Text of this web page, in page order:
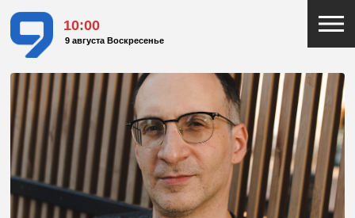
10:00
9 августа Воскресенье